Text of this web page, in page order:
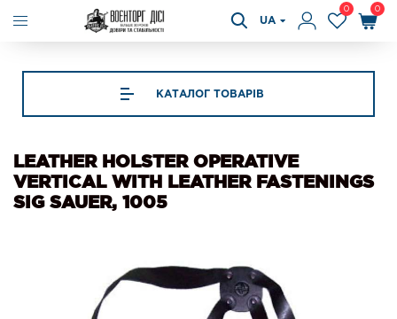
UA
0 0
КАТАЛОГ ТОВАРІВ
LEATHER HOLSTER OPERATIVE
VERTICAL WITH LEATHER FASTENINGS
SIG SAUER, 1005